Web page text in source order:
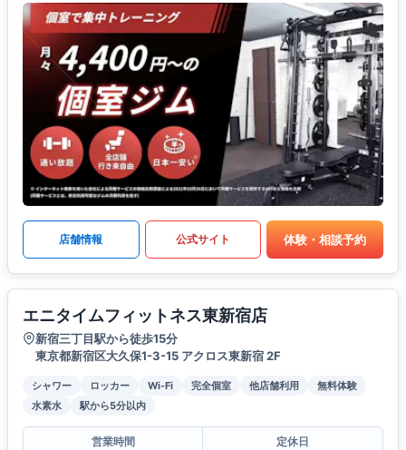
店舗情報 公式サイト 体験・相談予約
エニタイムフィットネス東新宿店
新宿三丁目駅から徒歩15分
東京都新宿区大久保1-3-15 アクロス東新宿 2F
シャワー ロッカー Wi-Fi 完全個室 他店舗利用
無料体験
水素水
駅から5分以内
営業時間
定休日